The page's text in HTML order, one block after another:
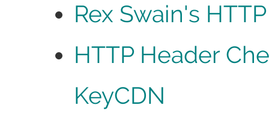
Rex Swain's
HTTP Header
KeyCDN